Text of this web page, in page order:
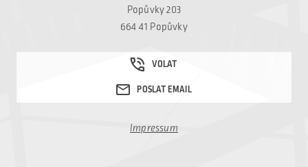
Popůvky 203
664 41 Popůvky
Impressum